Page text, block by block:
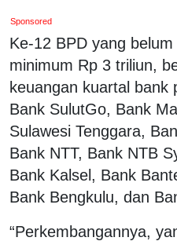
Sponsored
Ke-12 BPD yang
minimum Rp 3 triliun,
keuangan kuartal bank
Bank SulutGo, Bank
Sulawesi Tenggara,
Bank NTT, Bank NTB
Bank Kalsel, Bank
Bank Bengkulu, dan
“Perkembangannya,